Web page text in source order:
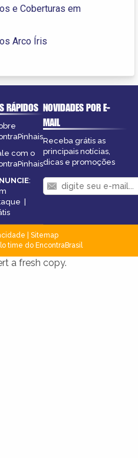
e Coberturas em
Arco Íris
RÁPIDOS
com o
:
|
NOVIDADES POR E-
MAIL
Receba grátis as
principais notícias,
dicas e promoções
Sitemap
time do EncontraBrasil
a fresh copy.